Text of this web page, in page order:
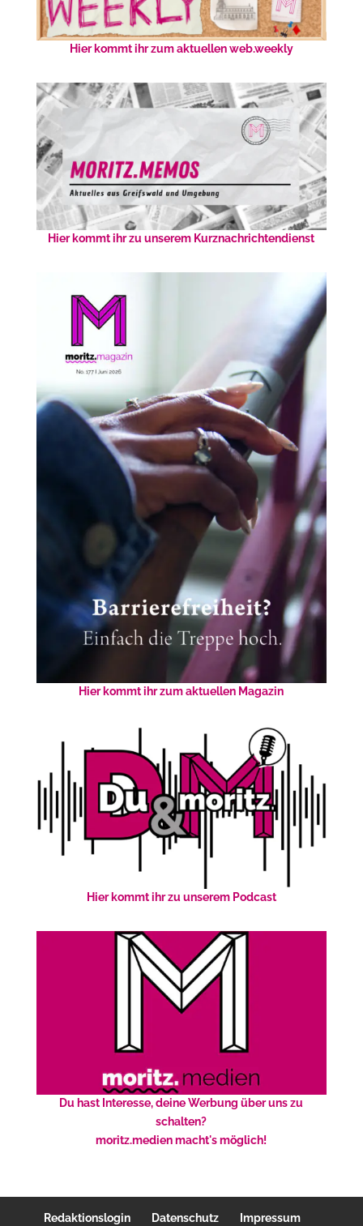
Hier kommt ihr zum aktuellen web.weekly
Hier kommt ihr zu unserem Kurznachrichtendienst
Hier kommt ihr zum aktuellen Magazin
Hier kommt ihr zu unserem Podcast
Du hast Interesse, deine Werbung über uns zu
schalten?
moritz.medien macht's möglich!
Redaktionslogin Datenschutz Impressum